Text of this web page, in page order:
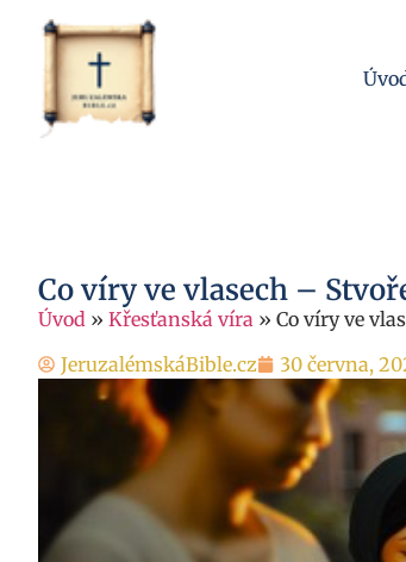
Co víry ve vlasech –
Úvod » Křesťanská víra » Co víry ve
JeruzalémskáBible.cz
30 června,